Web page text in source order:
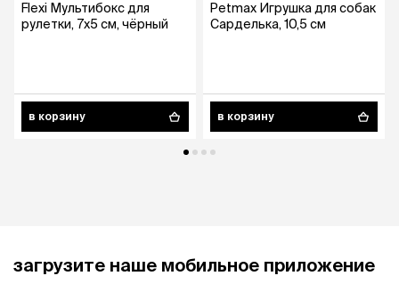
Flexi Мультибокс для
рулетки, 7х5 cм, чёрный
в корзину
Petmax Игрушка для собак
Сарделька, 10,5 см
в корзину
загрузите наше мобильное приложение